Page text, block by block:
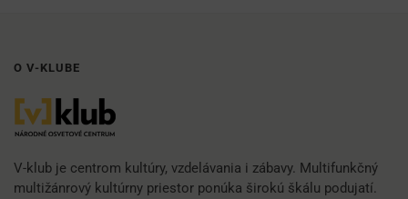
O V-KLUBE
V-klub je centrom kultúry, vzdelávania i zábavy. Multifunkčný
multižánrový kultúrny priestor ponúka širokú škálu podujatí.